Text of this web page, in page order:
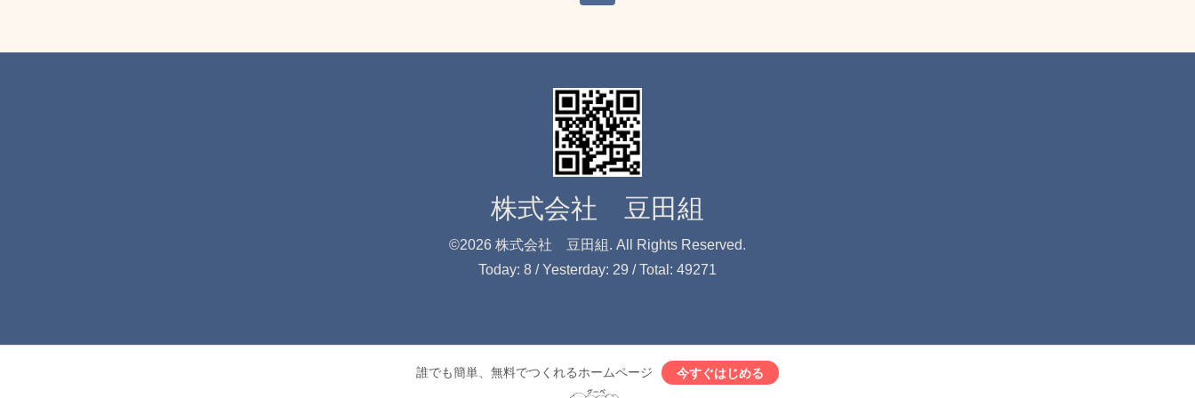
株式会社 豆田組
©2026 株式会社 豆田組 . All Rights Reserved.
Today: 8 / Yesterday: 29 / Total: 49271
誰でも簡単、無料でつくれるホームページ 今すぐはじめる